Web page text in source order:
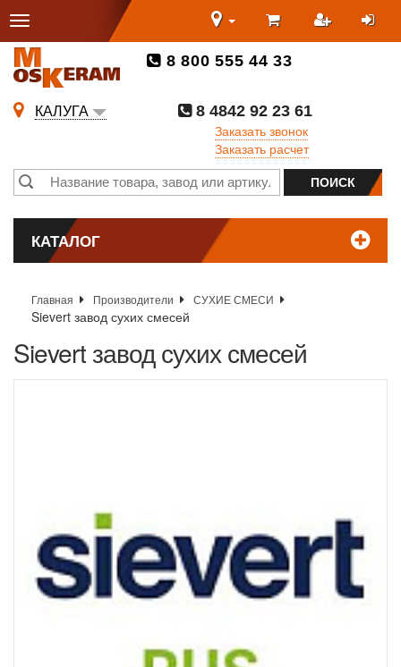
8 800 555 44 33
КАЛУГА
8 4842 92 23 61
Заказать звонок
Заказать расчет
КАТАЛОГ
Главная Производители СУХИЕ СМЕСИ
Sievert завод сухих смесей
Sievert завод сухих смесей